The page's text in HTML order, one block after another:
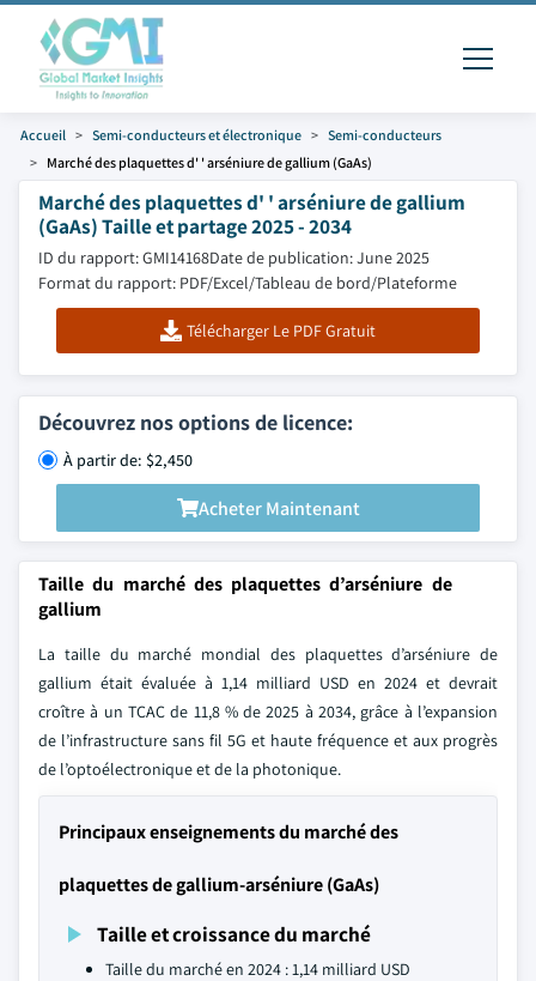
Accueil Semi-conducteurs et électronique
Semi-conducteurs
Marché des plaquettes d' ' arséniure de gallium (GaAs)
Marché des plaquettes d' ' arséniure de gallium
(GaAs) Taille et partage 2025 - 2034
ID du rapport: GMI14168Date de publication: June 2025
Format du rapport: PDF/Excel/Tableau de bord/Plateforme
Télécharger Le PDF Gratuit
Découvrez nos options de licence:
À partir de: $2,450
Acheter Maintenant
Taille du marché des plaquettes d’arséniure de
gallium
La taille du marché mondial des plaquettes d’arséniure de
gallium était évaluée à 1,14 milliard USD en 2024 et devrait
croître à un TCAC de 11,8 % de 2025 à 2034, grâce à l’expansion
de l’infrastructure sans fil 5G et haute fréquence et aux progrès
de l’optoélectronique et de la photonique.
Principaux enseignements du marché des
plaquettes de gallium-arséniure (GaAs)
Taille et croissance du marché
Taille du marché en 2024 : 1,14 milliard USD